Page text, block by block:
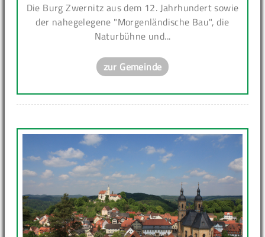
Die Burg Zwernitz aus dem 12. Jahrhundert sowie
der nahegelegene "Morgenländische Bau", die
Naturbühne und...
zur Gemeinde